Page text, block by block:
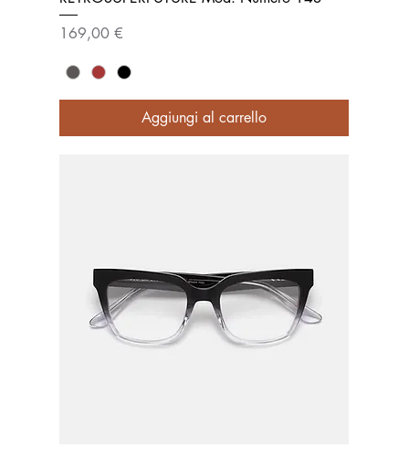
Prezzo
169,00 €
Aggiungi al carrello